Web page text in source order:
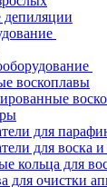
депиляции
воскоплавы
для
для воска
кольца для
для очистки